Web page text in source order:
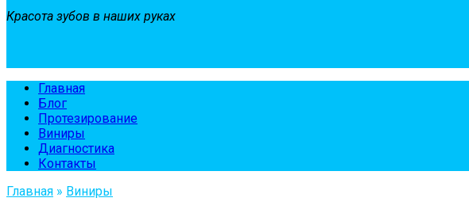
Красота зубов в наших руках
Главная
Блог
Протезирование
Виниры
Диагностика
Контакты
Главная » Виниры